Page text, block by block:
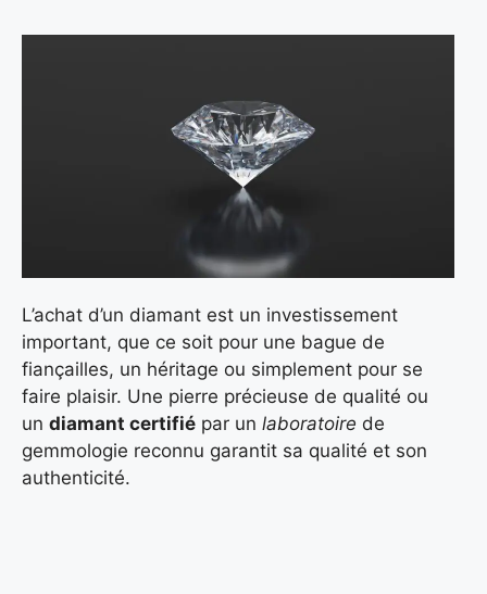
L’achat d’un diamant est un investissement
important, que ce soit pour une bague de
fiançailles, un héritage ou simplement pour se
faire plaisir. Une pierre précieuse de qualité ou
un diamant certifié par un laboratoire de
gemmologie reconnu garantit sa qualité et son
authenticité.